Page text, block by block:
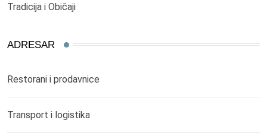
Tradicija i Običaji
ADRESAR
Restorani i prodavnice
Transport i logistika